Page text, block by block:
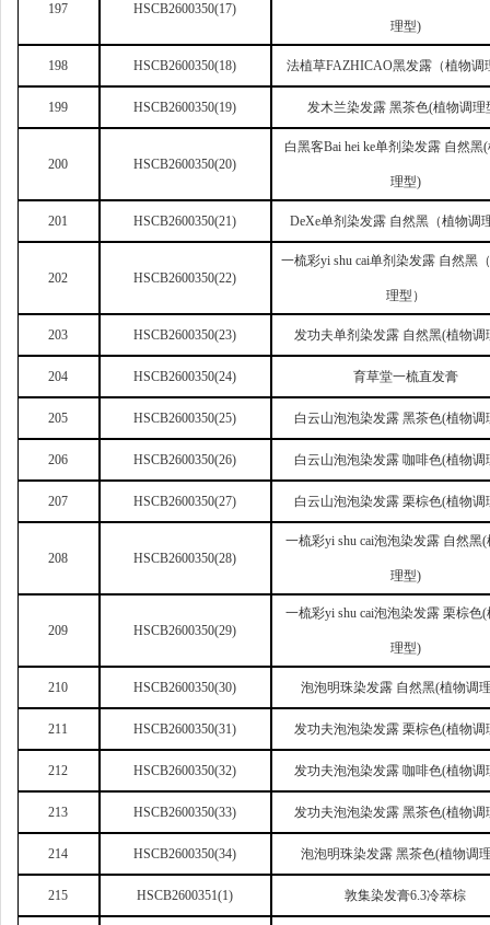
197 HSCB2600350(17)
理型)
198 HSCB2600350(18) 法植草FAZHICAO黑发露（植物调
199 HSCB2600350(19) 发木兰染发露 黑茶色(植物调理
200 HSCB2600350(20)
白黑客Bai hei ke单剂染发露 自然黑
理型)
201 HSCB2600350(21) DeXe单剂染发露 自然黑（植物调
202 HSCB2600350(22)
一梳彩yi shu cai单剂染发露 自然黑
理型）
203 HSCB2600350(23) 发功夫单剂染发露 自然黑(植物调
204 HSCB2600350(24) 育草堂一梳直发膏
205 HSCB2600350(25) 白云山泡泡染发露 黑茶色(植物调
206 HSCB2600350(26) 白云山泡泡染发露 咖啡色(植物调
207 HSCB2600350(27) 白云山泡泡染发露 栗棕色(植物调
208 HSCB2600350(28)
一梳彩yi shu cai泡泡染发露 自然黑
理型)
209 HSCB2600350(29)
一梳彩yi shu cai泡泡染发露 栗棕色
理型)
210 HSCB2600350(30) 泡泡明珠染发露 自然黑(植物调
211 HSCB2600350(31) 发功夫泡泡染发露 栗棕色(植物调
212 HSCB2600350(32) 发功夫泡泡染发露 咖啡色(植物调
213 HSCB2600350(33) 发功夫泡泡染发露 黑茶色(植物调
214 HSCB2600350(34) 泡泡明珠染发露 黑茶色(植物调
215 HSCB2600351(1) 敦集染发膏6.3冷萃棕